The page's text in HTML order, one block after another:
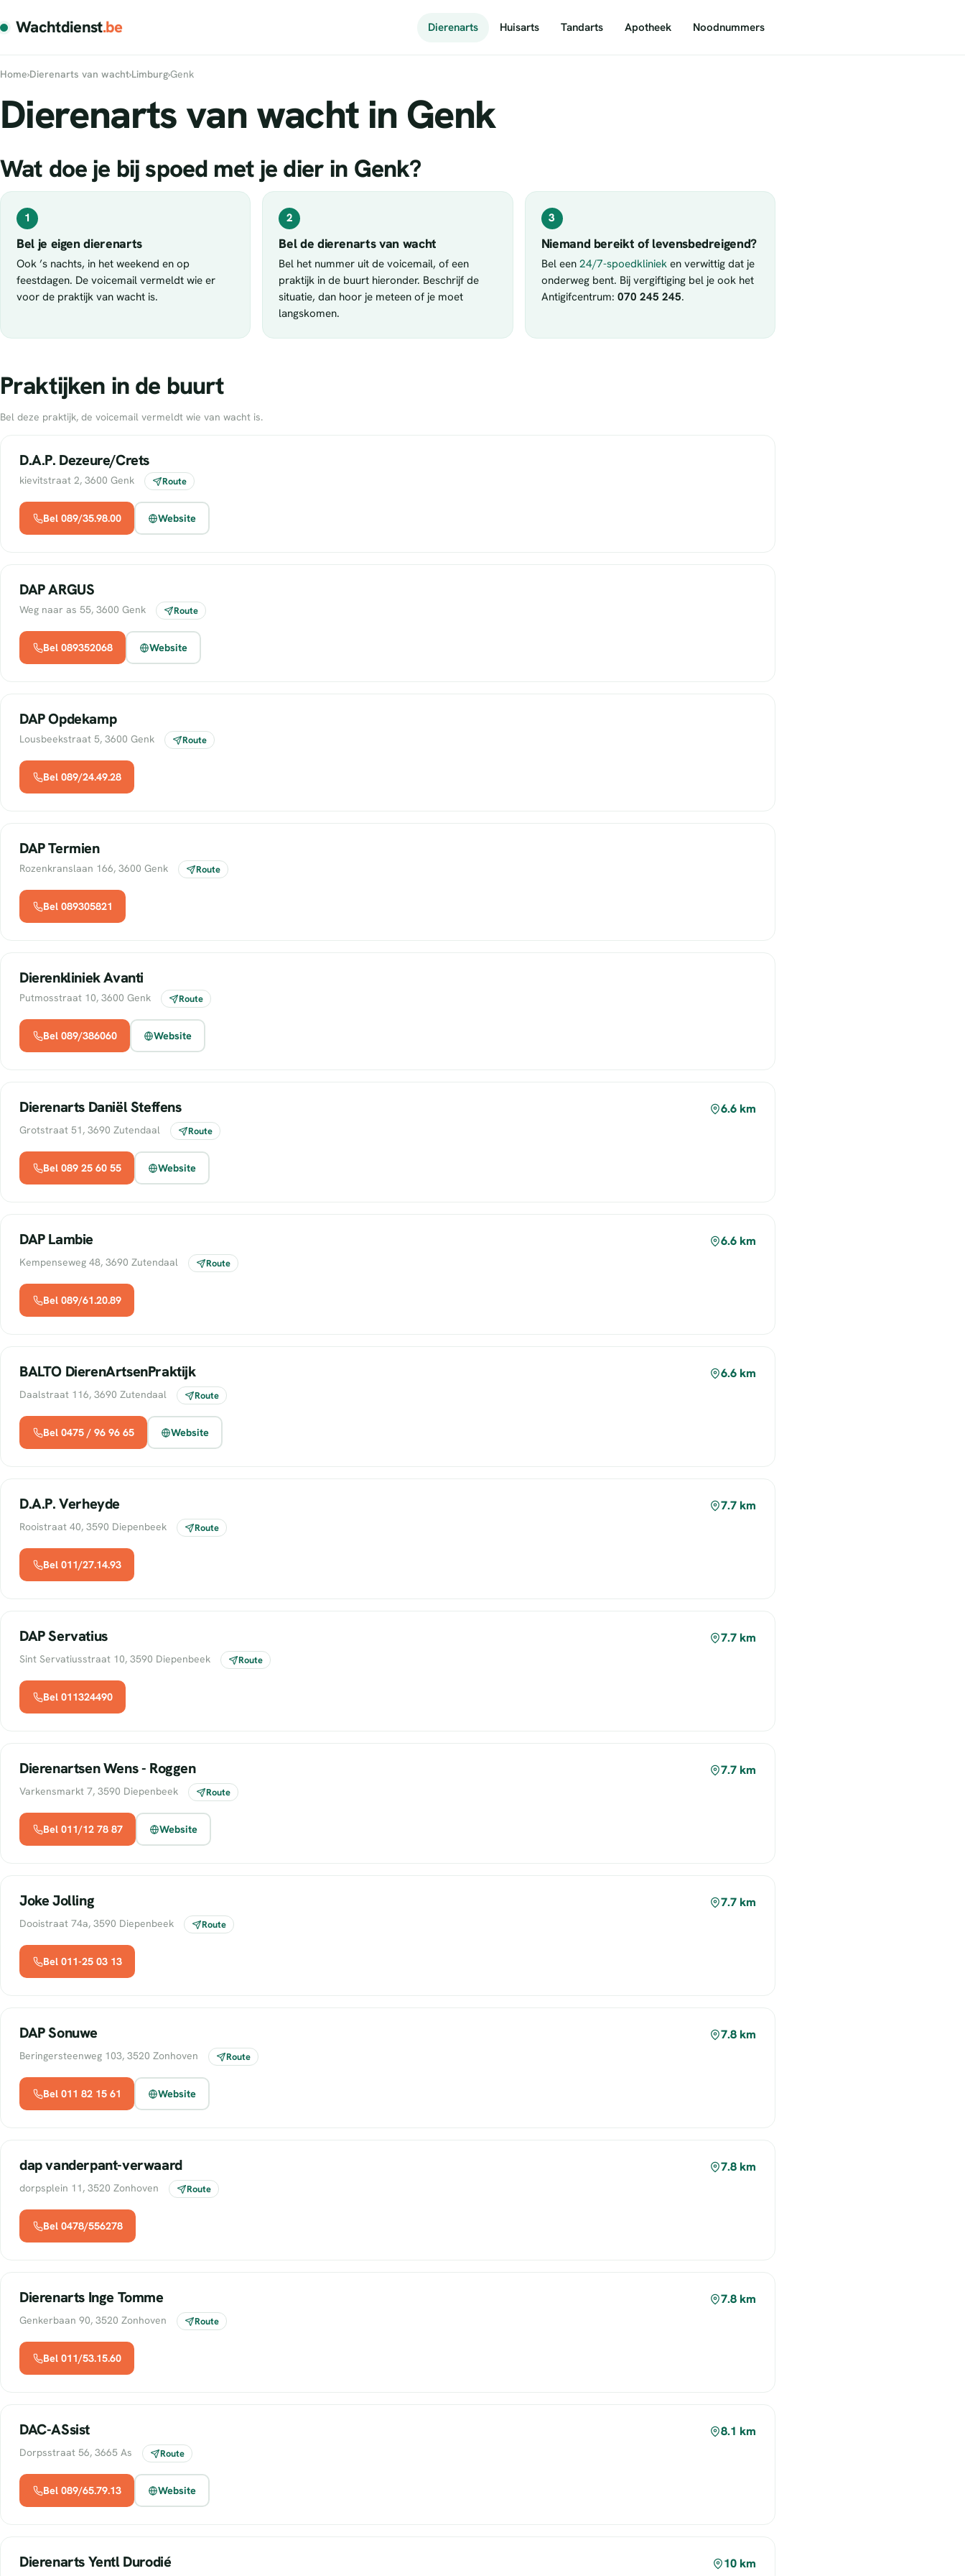
Wachtdienst.be Dierenarts Huisarts Tandarts Apotheek Noodnummers
Home›Dierenarts van wacht›Limburg›Genk
Dierenarts van wacht in Genk
Wat doe je bij spoed met je dier in Genk?
1
Bel je eigen dierenarts
Ook ’s nachts, in het weekend en op
feestdagen. De voicemail vermeldt wie er
voor de praktijk van wacht is.
2
Bel de dierenarts van wacht
Bel het nummer uit de voicemail, of een
praktijk in de buurt hieronder. Beschrijf de
situatie, dan hoor je meteen of je moet
langskomen.
3
Niemand bereikt of levensbedreigend?
Bel een 24/7-spoedklinieken verwittig dat je
onderweg bent. Bij vergiftiging bel je ook het
Antigifcentrum: 070 245 245.
Praktijken in de buurt
Bel deze praktijk, de voicemail vermeldt wie van wacht is.
D.A.P. Dezeure/Crets
kievitstraat 2, 3600 Genk Route
Bel 089/35.98.00 Website
DAP ARGUS
Weg naar as 55, 3600 Genk Route
Bel 089352068 Website
DAP Opdekamp
Lousbeekstraat 5, 3600 Genk Route
Bel 089/24.49.28
DAP Termien
Rozenkranslaan 166, 3600 Genk Route
Bel 089305821
Dierenkliniek Avanti
Putmosstraat 10, 3600 Genk Route
Bel 089/386060 Website
Dierenarts Daniël Steffens 6.6 km
Grotstraat 51, 3690 Zutendaal Route
Bel 089 25 60 55 Website
DAP Lambie 6.6 km
Kempenseweg 48, 3690 Zutendaal Route
Bel 089/61.20.89
BALTO DierenArtsenPraktijk 6.6 km
Daalstraat 116, 3690 Zutendaal Route
Bel 0475 / 96 96 65 Website
D.A.P. Verheyde 7.7 km
Rooistraat 40, 3590 Diepenbeek Route
Bel 011/27.14.93
DAP Servatius 7.7 km
Sint Servatiusstraat 10, 3590 Diepenbeek Route
Bel 011324490
Dierenartsen Wens - Roggen 7.7 km
Varkensmarkt 7, 3590 Diepenbeek Route
Bel 011/12 78 87 Website
Joke Jolling 7.7 km
Dooistraat 74a, 3590 Diepenbeek Route
Bel 011-25 03 13
DAP Sonuwe 7.8 km
Beringersteenweg 103, 3520 Zonhoven Route
Bel 011 82 15 61 Website
dap vanderpant-verwaard 7.8 km
dorpsplein 11, 3520 Zonhoven Route
Bel 0478/556278
Dierenarts Inge Tomme 7.8 km
Genkerbaan 90, 3520 Zonhoven Route
Bel 011/53.15.60
DAC-ASsist 8.1 km
Dorpsstraat 56, 3665 As Route
Bel 089/65.79.13 Website
Dierenarts Yentl Durodié 10 km